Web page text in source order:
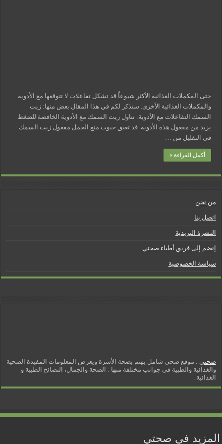
حتى المكملات الغذائية الأكثر شيوعاً قد تشكل تفاعلات لا تتوقعها مع الأدوية
والمكملات الغذائية الأخرى. سنذكر لكم في هذا المقال بعض منها: زيت
السمك التفاعلات مع الأدوية: تناول زيت السمك مع الأدوية الخافضة للضغط
يزيد من مفعول هذه الأدوية. قد تعيق حبوب منع الحمل مفعول زيت السمك
في التقليل من …
أكمل القراءة »
من نحن
اتصل بنا
النشرة البريدية
إنضم إلى فريق أطباء صحتي
سياسة الخصوصية
صحتي : موقع صحي شامل يهتم بصحة الأسرة ويعرض المعلومات المفيدة الصحية
والغذائية والطبية في جوانب مختلفة منها : الصحة والجمال، النصائح الطبية و
الغذائية .
المزيد في صحتي